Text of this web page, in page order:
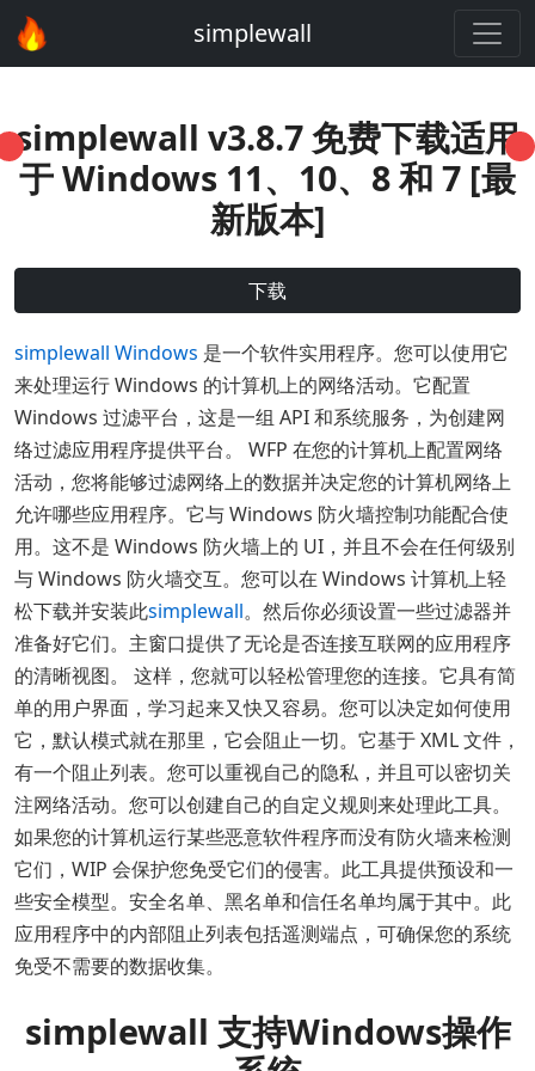
simplewall
simplewall v3.8.7 免费下载适用
于 Windows 11、10、8 和 7 [最
新版本]
下载
simplewall Windows 是一个软件实用程序。您可以使用它
来处理运行 Windows 的计算机上的网络活动。它配置
Windows 过滤平台，这是一组 API 和系统服务，为创建网
络过滤应用程序提供平台。 WFP 在您的计算机上配置网络
活动，您将能够过滤网络上的数据并决定您的计算机网络上
允许哪些应用程序。它与 Windows 防火墙控制功能配合使
用。这不是 Windows 防火墙上的 UI，并且不会在任何级别
与 Windows 防火墙交互。您可以在 Windows 计算机上轻
松下载并安装此simplewall。然后你必须设置一些过滤器并
准备好它们。主窗口提供了无论是否连接互联网的应用程序
的清晰视图。 这样，您就可以轻松管理您的连接。它具有简
单的用户界面，学习起来又快又容易。您可以决定如何使用
它，默认模式就在那里，它会阻止一切。它基于 XML 文件，
有一个阻止列表。您可以重视自己的隐私，并且可以密切关
注网络活动。您可以创建自己的自定义规则来处理此工具。
如果您的计算机运行某些恶意软件程序而没有防火墙来检测
它们，WIP 会保护您免受它们的侵害。此工具提供预设和一
些安全模型。安全名单、黑名单和信任名单均属于其中。此
应用程序中的内部阻止列表包括遥测端点，可确保您的系统
免受不需要的数据收集。
simplewall 支持Windows操作